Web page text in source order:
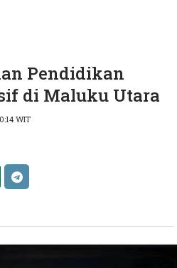
Pendidikan
di Maluku Utara
WIT